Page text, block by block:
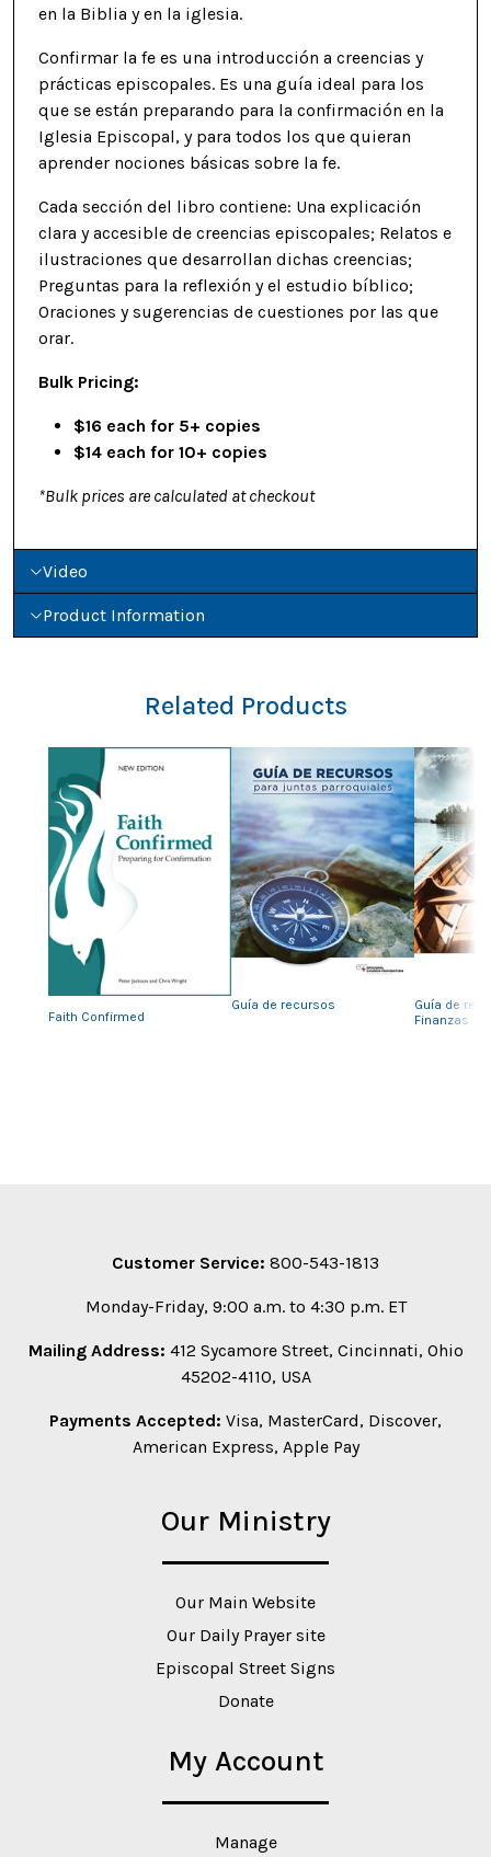
en la Biblia y en la iglesia.
Confirmar la fe es una introducción a creencias y
prácticas episcopales. Es una guía ideal para los
que se están preparando para la confirmación en la
Iglesia Episcopal, y para todos los que quieran
aprender nociones básicas sobre la fe.
Cada sección del libro contiene: Una explicación
clara y accesible de creencias episcopales; Relatos e
ilustraciones que desarrollan dichas creencias;
Preguntas para la reflexión y el estudio bíblico;
Oraciones y sugerencias de cuestiones por las que
orar.
Bulk Pricing:
$16 each for 5+ copies
$14 each for 10+ copies
*Bulk prices are calculated at checkout
Video
Product Information
Related Products
Faith Confirmed
Guía de recursos
Guía de
Finanzas
Previous
Customer Service: 800-543-1813
Monday-Friday, 9:00 a.m. to 4:30 p.m. ET
Mailing Address: 412 Sycamore Street, Cincinnati, Ohio
45202-4110, USA
Payments Accepted: Visa, MasterCard, Discover,
American Express, Apple Pay
Our Ministry
Our Main Website
Our Daily Prayer site
Episcopal Street Signs
Donate
My Account
Manage